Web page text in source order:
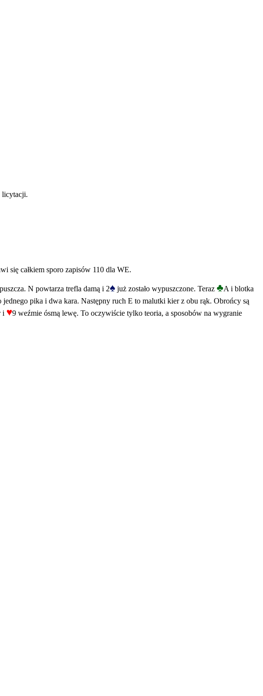
licytacji.
się całkiem sporo zapisów 110 dla WE.
N powtarza trefla damą i 2♠ już zostało wypuszczone. Teraz ♣A i blotka
pika i dwa kara. Następny ruch E to malutki kier z obu rąk. Obrońcy są
i ♥9 weźmie ósmą lewę. To oczywiście tylko teoria, a sposobów na wygranie